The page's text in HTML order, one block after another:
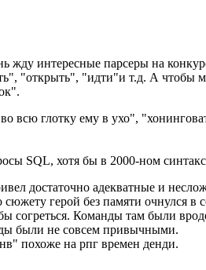
жду интересные парсеры на
"открыть", "идти"и т.д. А
всю глотку ему в ухо",
SQL, хотя бы в 2000-ном
достаточно адекватные и
герой без памяти очнулся
Команды там были
были не совсем привычными.
похоже на рпг времен денди.